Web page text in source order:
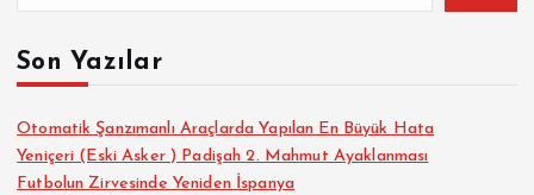
Son Yazılar
Otomatik Şanzımanlı Araçlarda Yapılan En Büyük Hata
Yeniçeri (Eski Asker ) Padişah 2. Mahmut Ayaklanması
Futbolun Zirvesinde Yeniden İspanya